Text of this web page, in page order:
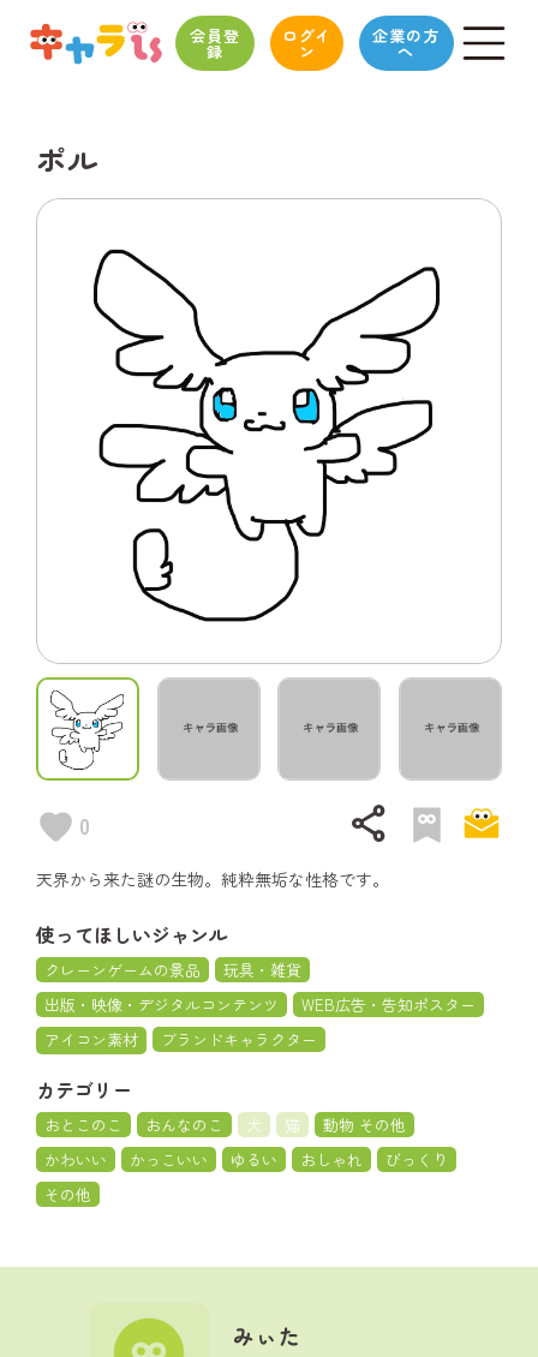
会員登
録
ログイ
ン
企業の方
へ
ポル
0 share
天界から来た謎の生物。純粋無垢な性格です。
使ってほしいジャンル
クレーンゲームの景品
玩具・雑貨
出版・映像・デジタルコンテンツ
WEB広告・告知ポスター
アイコン素材
ブランドキャラクター
カテゴリー
おとこのこ おんなのこ 犬 猫
動物 その他
かわいい
かっこいい ゆるい おしゃれ
びっくり
その他
みぃた